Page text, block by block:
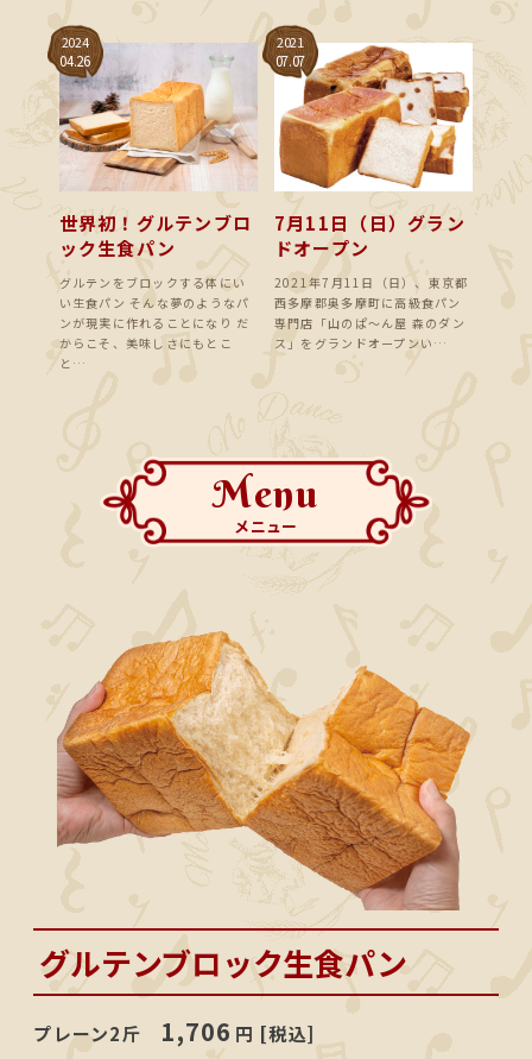
2024
04.26
世界初！グルテンブロ
ック生食パン
グルテンをブロックする体にい
い生食パン そんな夢のようなパ
ンが現実に作れることになり だ
からこそ、美味しさにもとこ
と…
2021
07.07
7月11日（日）グラン
ドオープン
2021年7月11日（日）、東京都
西多摩郡奥多摩町に高級食パン
専門店「山のぱ〜ん屋 森のダン
ス」をグランドオープンい…
Menu
メニュー
グルテンブロック生食パン
プレーン2斤 1,706 円 [税込]